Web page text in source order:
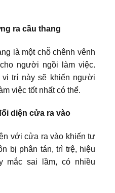
ra cầu thang
là một chỗ chênh vênh
người ngồi làm việc.
trí này sẽ khiến người
việc tốt nhất có thể.
diện cửa ra vào
với cửa ra vào khiến tư
bị phân tán, trì trệ, hiệu
mắc sai lầm, có nhiều